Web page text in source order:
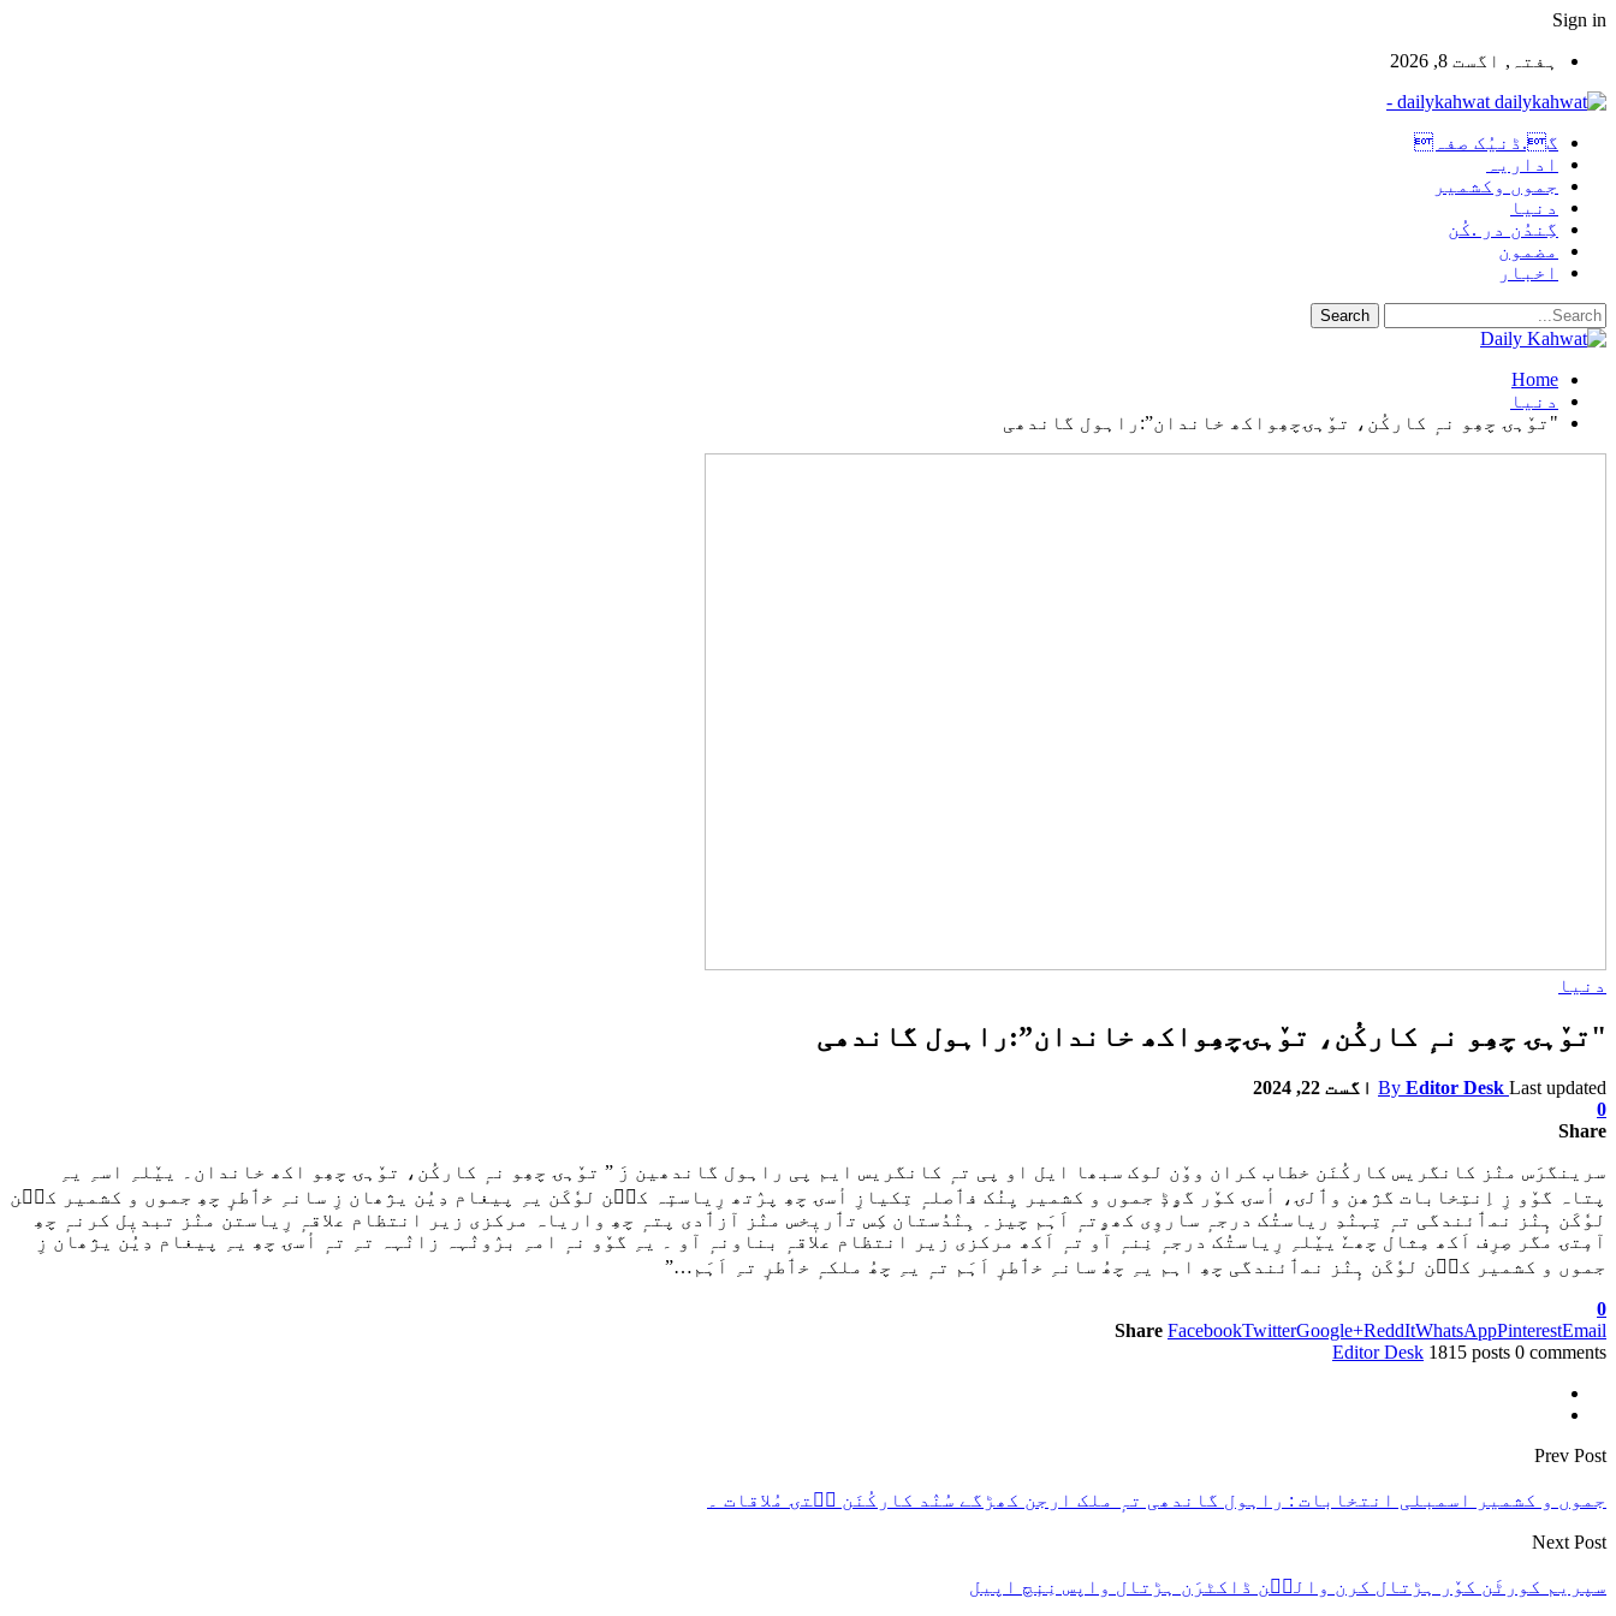
Sign in
ہفتہ, اگست 8, 2026
dailykahwat -
گ.ڈنیُک صفہ
اداریہ
جموں وکشمیر
دنیا
گِندُن در .کُن
مضمون
اخبار
Home
دنیا
"توٚہۍ چھِو نہٕ کارکُن، توٚہۍچھِواکھ خاندان”:راہول گاندھی
دنیا
"توٚہۍ چھِو نہٕ کارکُن، توٚہۍچھِواکھ خاندان”:راہول گاندھی
By Editor Desk Last updated
اگست 22, 2024
0
Share
سرینگرَس منٛز کانگریس کارکُنَن خطاب کران ووٚن لوک سبھا ایل او پی تہٕ کانگریس ایم پی راہول گاندھین زَ ” توٚہۍ چھِو نہٕ کارکُن، توٚہۍ چھِو اکھ خاندان۔ ییٚلہِ اسہِ یہِ
پتاہ گوٚو زِ اِنتِخابات گژھن وٲلۍ، أسۍ کوٚر گۄڈٕ جموں و کشمیر یِنُک فٲصلہٕ تِکیازِ أسۍ چھِ پرٛتھ رِیاستٕہ کٮ۪ن لوٗکَن یہِ پیغام دِیُن یژھان زِ سانہِ خٲطرٕ چھِ جموں و کشمیر کٮ۪ن
لوٗکَن ہٕنٛز نمٲئندگی تہٕ تِہنٛدِ ریاستُک درجہٕ ساروِی کھۄتہٕ اَہَم چیز۔ ہِنٛدُستان کِس تٲریٖخس منٛز آزٲدی پتہٕ چھِ واریاہ مركزی زیر انتظام علاقہٕ رِیاستن منٛز تبدیٖل کرنہٕ چھِ
آمٕتۍ مگر صِرِف اَکھ مِثال چھےٚ ییٚلہِ رِیاستُک درجہٕ نِنہٕ آو تہٕ اَکھ مركزی زیر انتظام علاقہٕ بناونہٕ آو ۔ یہِ گوٚو نہٕ امہِ برٛونٛہہ زانٛہہ تہِ تہٕ أسۍ چھِ یہِ پیغام دِیُن یژھان زِ
جموں و کشمیر کٮ۪ن لوٗکَن ہٕنٛز نمٲئندگی چھِ اہم یہِ چھُ سانہِ خٲطرٕ اَہَم تہٕ یہِ چھُ ملکہٕ خٲطرٕ تہِ اَہَم…”
0
Share FacebookTwitterGoogle+ReddItWhatsAppPinterestEmail
Editor Desk 1815 posts 0 comments
Prev Post
جموں و کشمیر اسمبلی انتخابات : راہول گاندھی تہٕ ملک ارجن کھڑگے سُنٛد کارکُنَن سۭتۍ مُلاقات ۔
Next Post
سپریم کورٹَن کوٚر ہڑتال کرن والٮ۪ن ڈاکٹرَن ہڑتال واپس نِنٕچ اپیل